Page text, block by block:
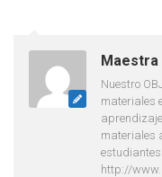
Maestra
Nuestro
materiales
materiales
estudiantes.
http://